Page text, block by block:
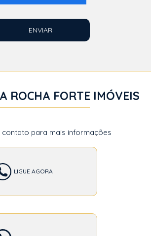
ENVIAR
ROCHA FORTE IMÓVEIS
contato para mais informações
LIGUE AGORA